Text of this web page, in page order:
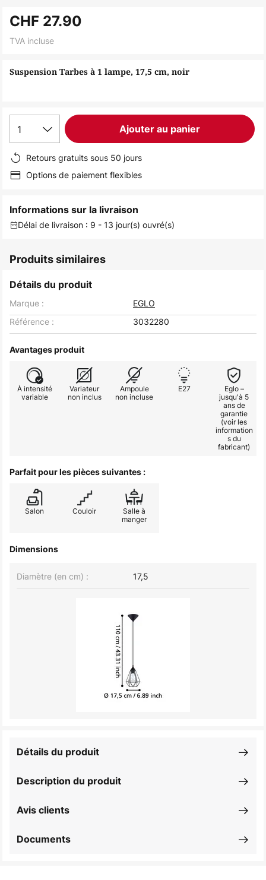
to
the
of
gallery
Suspension Tarbes à 1 lampe, 17,5 cm, noir
CHF 27.90
TVA incluse
1 Ajouter au panier
Retours gratuits sous 50 jours
Options de paiement flexibles
Informations sur la livraison
Délai de livraison : 9 - 13 jour(s) ouvré(s)
Produits similaires
Détails du produit
Marque :
EGLO
Référence :
3032280
Avantages produit
À intensité
variable
Variateur
non inclus
Ampoule
non incluse
E27
Eglo –
jusqu'à 5
ans de
garantie
(voir les
information
s du
fabricant)
Parfait pour les pièces suivantes :
Salon Couloir
Salle à
manger
Dimensions
Diamètre (en cm) : 17,5
Description du produit
Détails du produit
Avis clients
Documents